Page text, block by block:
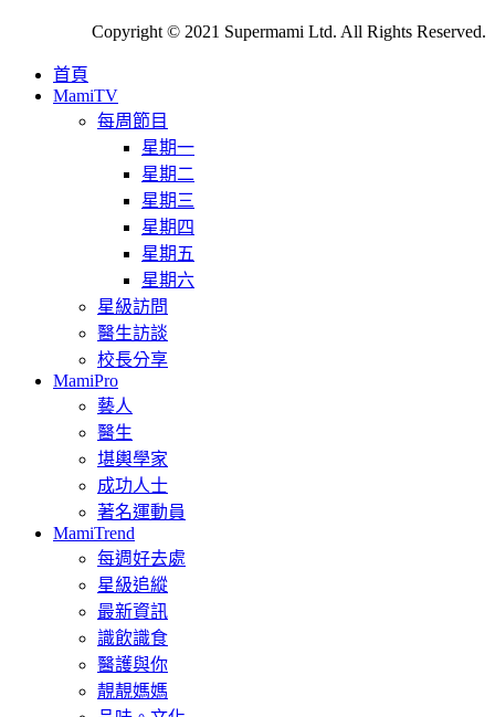
Copyright © 2021 Supermami Ltd. All Rights Reserved.
首頁
MamiTV
每周節目
星期一
星期二
星期三
星期四
星期五
星期六
星級訪問
醫生訪談
校長分享
MamiPro
藝人
醫生
堪輿學家
成功人士
著名運動員
MamiTrend
每週好去處
星級追縱
最新資訊
識飲識食
醫護與你
靚靚媽媽